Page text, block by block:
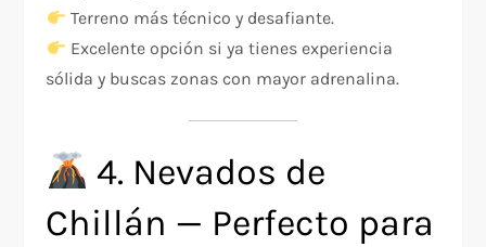
Terreno más técnico y desafiante.
Excelente opción si ya tienes experiencia
sólida y buscas zonas con mayor adrenalina.
4. Nevados de
Chillán — Perfecto para